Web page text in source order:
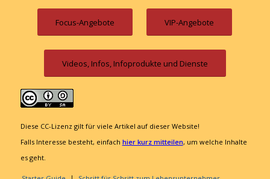
Focus-Angebote VIP-Angebote
Videos, Infos, Infoprodukte und Dienste
Diese CC-Lizenz gilt für viele Artikel auf dieser Website!
Falls Interesse besteht, einfach hier kurz mitteilen, um welche Inhalte
es geht.